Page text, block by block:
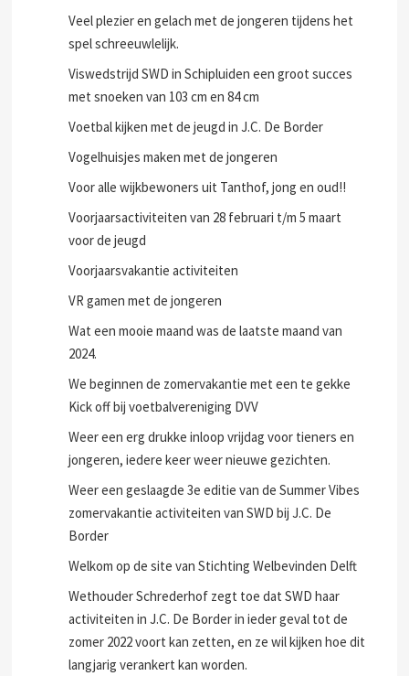
Veel plezier en gelach met de jongeren tijdens het
spel schreeuwlelijk.
Viswedstrijd SWD in Schipluiden een groot succes
met snoeken van 103 cm en 84 cm
Voetbal kijken met de jeugd in J.C. De Border
Vogelhuisjes maken met de jongeren
Voor alle wijkbewoners uit Tanthof, jong en oud!!
Voorjaarsactiviteiten van 28 februari t/m 5 maart
voor de jeugd
Voorjaarsvakantie activiteiten
VR gamen met de jongeren
Wat een mooie maand was de laatste maand van
2024.
We beginnen de zomervakantie met een te gekke
Kick off bij voetbalvereniging DVV
Weer een erg drukke inloop vrijdag voor tieners en
jongeren, iedere keer weer nieuwe gezichten.
Weer een geslaagde 3e editie van de Summer Vibes
zomervakantie activiteiten van SWD bij J.C. De
Border
Welkom op de site van Stichting Welbevinden Delft
Wethouder Schrederhof zegt toe dat SWD haar
activiteiten in J.C. De Border in ieder geval tot de
zomer 2022 voort kan zetten, en ze wil kijken hoe dit
langjarig verankert kan worden.